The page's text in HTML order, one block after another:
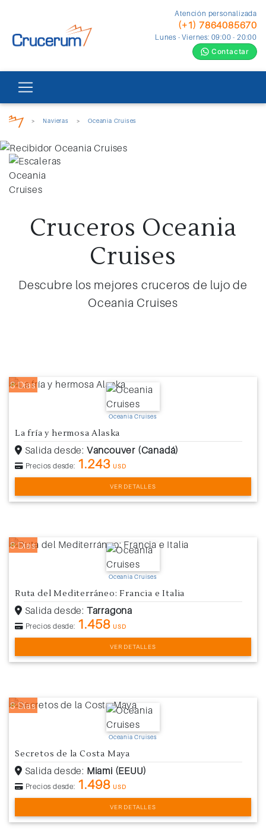
Atención personalizada
(+1) 7864085670
Lunes - Viernes: 09:00 - 20:00
Contactar
> Navieras > Oceania Cruises
Cruceros Oceania
Cruises
Descubre los mejores cruceros de lujo de
Oceania Cruises
8 Días
Oceania Cruises
La fría y hermosa Alaska
Salida desde: Vancouver (Canadá)
Precios desde: 1.243 USD
VER DETALLES
8 Días
Oceania Cruises
Ruta del Mediterráneo: Francia e Italia
Salida desde: Tarragona
Precios desde: 1.458 USD
VER DETALLES
8 Días
Oceania Cruises
Secretos de la Costa Maya
Salida desde: Miami (EEUU)
Precios desde: 1.498 USD
VER DETALLES